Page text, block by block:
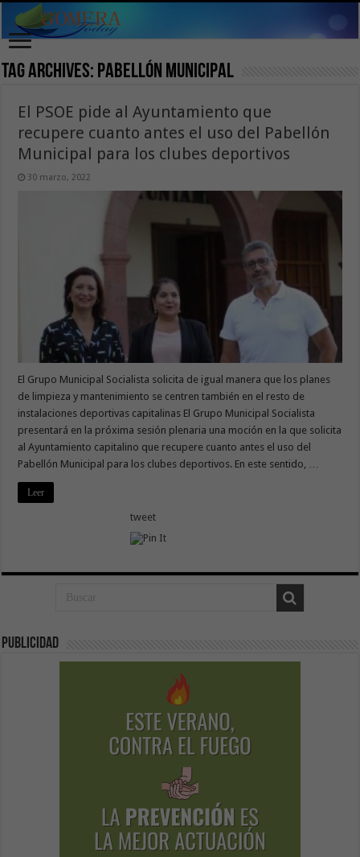
Tag Archives: Pabellón Municipal
El PSOE pide al Ayuntamiento que
recupere cuanto antes el uso del Pabellón
Municipal para los clubes deportivos
30 marzo, 2022
El Grupo Municipal Socialista solicita de igual manera que los planes
de limpieza y mantenimiento se centren también en el resto de
instalaciones deportivas capitalinas El Grupo Municipal Socialista
presentará en la próxima sesión plenaria una moción en la que solicita
al Ayuntamiento capitalino que recupere cuanto antes el uso del
Pabellón Municipal para los clubes deportivos. En este sentido, …
Leer
tweet
Publicidad